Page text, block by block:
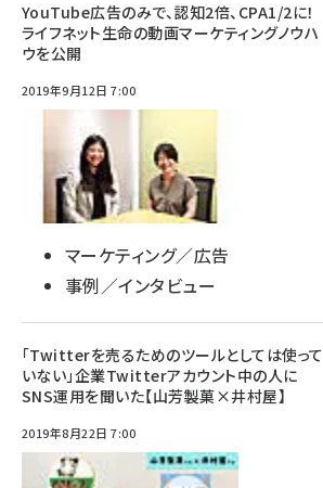
YouTube広告のみで、認知2倍、CPA1/2に！
ライフネット生命の動画マーケティングノウハ
ウを公開
2019年9月12日 7:00
マーケティング／広告
事例／インタビュー
「Twitterを売るためのツールとしては使って
いない」企業Twitterアカウント中の人に
SNS運用を聞いた【山芳製菓×井村屋】
2019年8月22日 7:00